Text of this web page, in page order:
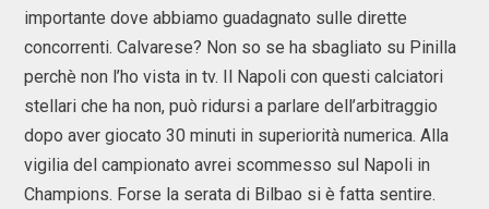
importante dove abbiamo guadagnato sulle dirette
concorrenti. Calvarese? Non so se ha sbagliato su Pinilla
perchè non l’ho vista in tv. Il Napoli con questi calciatori
stellari che ha non, può ridursi a parlare dell’arbitraggio
dopo aver giocato 30 minuti in superiorità numerica. Alla
vigilia del campionato avrei scommesso sul Napoli in
Champions. Forse la serata di Bilbao si è fatta sentire.